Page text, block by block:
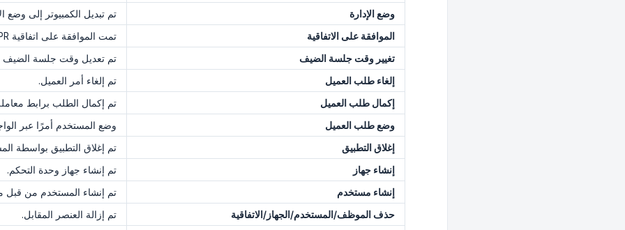
وضع الإدارة
تم تبديل الكمبيوتر إلى وضع
الموافقة على الاتفاقية
تمت الموافقة على اتفاقية GDPR من قبل أحد الوالدين/الوصي.
تغيير وقت جلسة الضيف
تم تعديل وقت جلسة
إلغاء طلب العميل
تم إلغاء أمر العميل.
إكمال طلب العميل
تم إكمال الطلب برابط
وضع طلب العميل
وضع المستخدم أمرًا عبر
إغلاق التطبيق
تم إغلاق التطبيق بواسطة
إنشاء جهاز
تم إنشاء جهاز وحدة التحكم.
إنشاء مستخدم
تم إنشاء المستخدم من
حذف الموظف/المستخدم/الجهاز/الاتفاقية
تم إزالة العنصر المقابل.